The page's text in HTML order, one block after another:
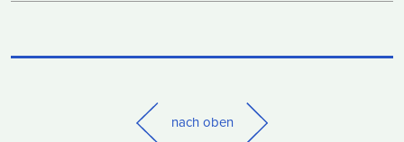
nach oben